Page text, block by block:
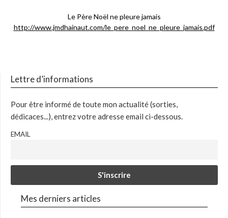
Le Père Noël ne pleure jamais
http://www.jmdhainaut.com/le_pere_noel_ne_pleure_jamais.pdf
Lettre d’informations
Pour être informé de toute mon actualité (sorties,
dédicaces...), entrez votre adresse email ci-dessous.
EMAIL
Mes derniers articles